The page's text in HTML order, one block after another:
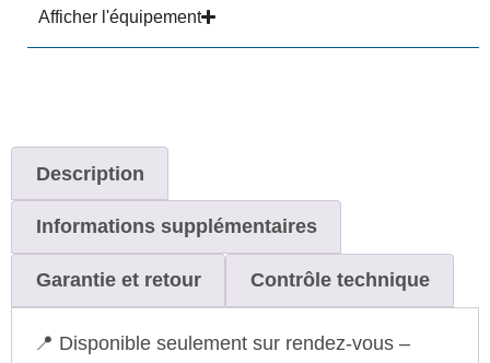
Afficher l'équipement
Description
Informations supplémentaires
Garantie et retour Contrôle technique
📍 Disponible seulement sur rendez-vous –